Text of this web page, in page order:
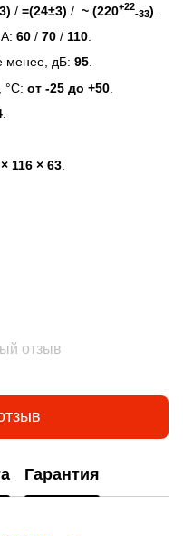
/ =(24±3) / ~ (220+22
-33)
60 / 70 / 110
менее, дБ: 95.
°С: от -25 до +50
116 × 63
отзыв
Гарантия